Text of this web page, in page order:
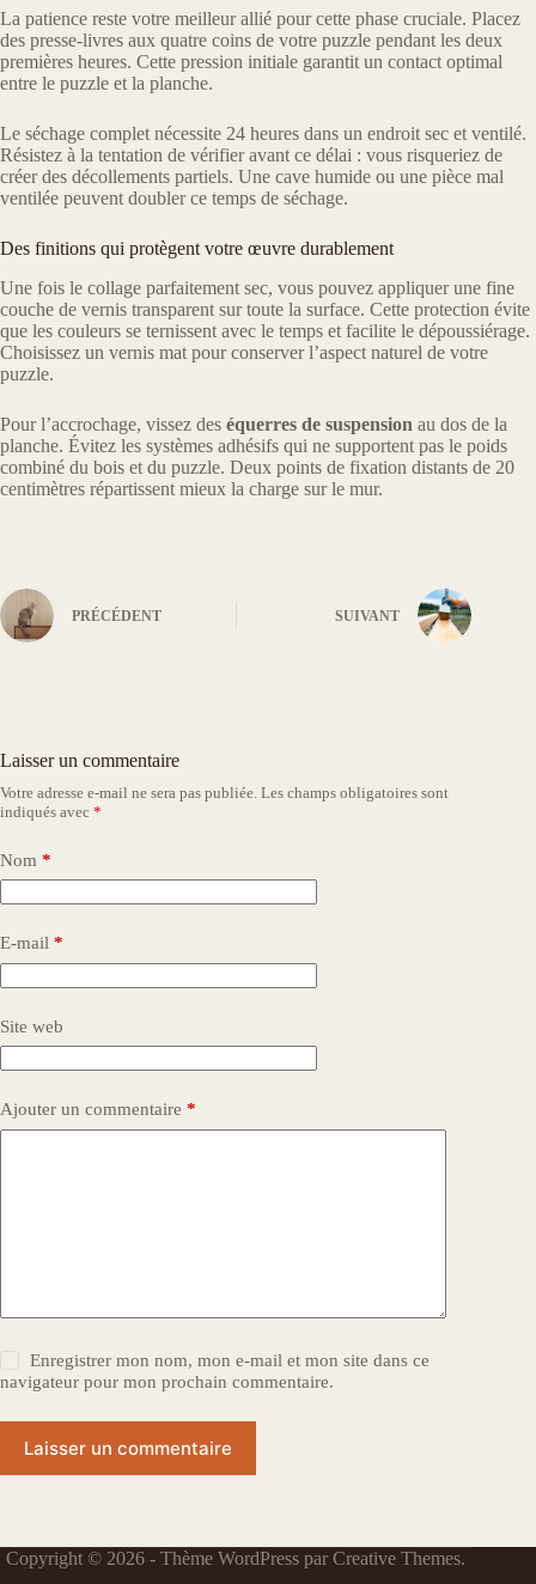
La patience reste votre meilleur allié pour cette phase cruciale. Placez
des presse-livres aux quatre coins de votre puzzle pendant les deux
premières heures. Cette pression initiale garantit un contact optimal
entre le puzzle et la planche.
Le séchage complet nécessite 24 heures dans un endroit sec et ventilé.
Résistez à la tentation de vérifier avant ce délai : vous risqueriez de
créer des décollements partiels. Une cave humide ou une pièce mal
ventilée peuvent doubler ce temps de séchage.
Des finitions qui protègent votre œuvre durablement
Une fois le collage parfaitement sec, vous pouvez appliquer une fine
couche de vernis transparent sur toute la surface. Cette protection évite
que les couleurs se ternissent avec le temps et facilite le dépoussiérage.
Choisissez un vernis mat pour conserver l’aspect naturel de votre
puzzle.
Pour l’accrochage, vissez des équerres de suspension au dos de la
planche. Évitez les systèmes adhésifs qui ne supportent pas le poids
combiné du bois et du puzzle. Deux points de fixation distants de 20
centimètres répartissent mieux la charge sur le mur.
PRÉCÉDENT SUIVANT
Laisser un commentaire
Votre adresse e-mail ne sera pas publiée. Les champs obligatoires sont
indiqués avec *
Nom *
E-mail *
Site web
Ajouter un commentaire *
Enregistrer mon nom, mon e-mail et mon site dans ce
navigateur pour mon prochain commentaire.
Laisser un commentaire
Copyright © 2026 - Thème WordPress parCreative Themes.